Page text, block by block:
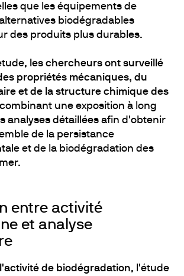
que les équipements de
biodégradables
des produits plus durables.
les chercheurs ont surveillé
propriétés mécaniques, du
et de la structure chimique des
une exposition à long
analyses détaillées afin d'obtenir
de la persistance
et de la biodégradation des
entre activité
et analyse
de biodégradation, l'étude